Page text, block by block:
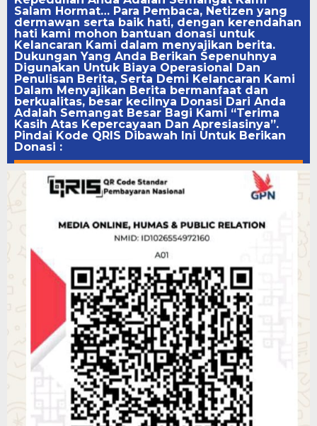
Salam Hormat… Para Pembaca, Netizen yang
dermawan serta baik hati, dengan kerendahan
hati kami mohon bantuan donasi untuk
Kelancaran Kami dalam menyajikan berita.
Dukungan Yang Anda Berikan Sepenuhnya
Digunakan Untuk Biaya Operasional Dan
Penulisan Berita, Serta Demi Kelancaran Kami
Dalam Menyajikan Berita bermanfaat dan
berkualitas, besar kecilnya Donasi Dari Anda
Adalah Semangat Besar Bagi Kami “Terima
Kasih Atas Kepercayaan Dan Apresiasinya”.
Pindai Kode QRIS Dibawah Ini Untuk Berikan
Donasi :